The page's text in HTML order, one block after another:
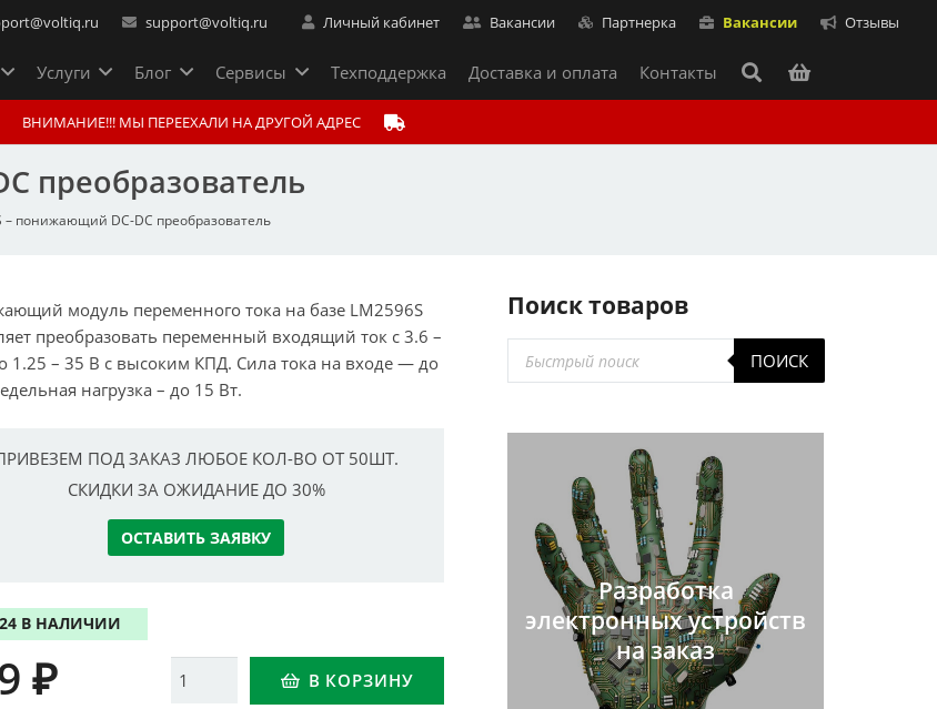
support@voltiq.ru Личный кабинет Вакансии Партнерка Вакансии Отзывы
Услуги Блог Сервисы Техподдержка Доставка и оплата Контакты
ВНИМАНИЕ!!! МЫ ПЕРЕЕХАЛИ НА ДРУГОЙ АДРЕС
преобразователь
– понижающий DC-DC преобразователь
модуль переменного тока на базе LM2596S
преобразовать переменный входящий ток с 3.6 –
1.25 – 35 В с высоким КПД. Сила тока на входе — до
нагрузка – до 15 Вт.
ПОД ЗАКАЗ ЛЮБОЕ КОЛ-ВО ОТ 50ШТ.
СКИДКИ ЗА ОЖИДАНИЕ ДО 30%
ОСТАВИТЬ ЗАЯВКУ
24 В НАЛИЧИИ
Количество В КОРЗИНУ
₽
Поиск товаров
Поиск
товаров
ПОИСК
Разработка
электронных устройств
на заказ